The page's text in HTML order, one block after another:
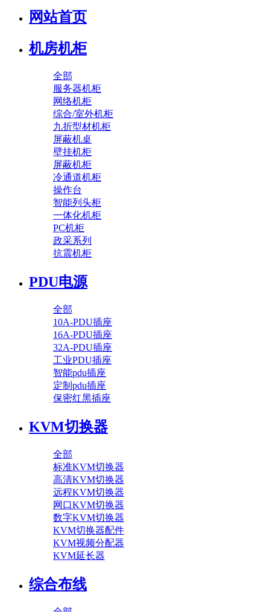
网站首页
机房机柜
全部
服务器机柜
网络机柜
综合/室外机柜
九折型材机柜
屏蔽机桌
壁挂机柜
屏蔽机柜
冷通道机柜
操作台
智能列头柜
一体化机柜
PC机柜
政采系列
抗震机柜
PDU电源
全部
10A-PDU插座
16A-PDU插座
32A-PDU插座
工业PDU插座
智能pdu插座
定制pdu插座
保密红黑插座
KVM切换器
全部
标准KVM切换器
高清KVM切换器
远程KVM切换器
网口KVM切换器
数字KVM切换器
KVM切换器配件
KVM视频分配器
KVM延长器
综合布线